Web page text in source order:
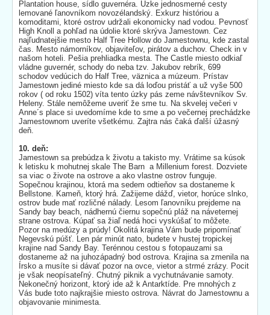
Plantation house, sídlo guvernéra. Úzke jednosmerné cesty
lemované ľanovníkom novozélandský. Exkurz históriou a
komoditami, ktoré ostrov udržali ekonomicky nad vodou. Pevnosť
High Knoll a pohľad na údolie ktoré skrýva Jamestown. Cez
najľudnatejšie mesto Half Tree Hollow do Jamestownu, kde zastal
čas. Mesto námorníkov, objaviteľov, pirátov a duchov. Check in v
našom hoteli. Pešia prehliadka mesta. The Castle miesto odkiaľ
vládne guvernér, schody do neba tzv. Jakubov rebrík, 699
schodov vedúcich do Half Tree, väznica a múzeum. Prístav
Jamestown jediné miesto kde sa dá loďou pristáť a už vyše 500
rokov ( od roku 1502) víta tento úzky pás zeme návštevníkov Sv.
Heleny. Stále nemôžeme uveriť že sme tu. Na skvelej večeri v
Anne´s place si uvedomíme kde to sme a po večernej prechádzke
Jamestownom uveríte všetkému. Zajtra nás čaká ďalší úžasný
deň.
10. deň:
Jamestown sa prebúdza k životu a takisto my. Vrátime sa kúsok
k letisku k mohutnej skale The Barn a Millenium forest. Dozviete
sa viac o živote na ostrove a ako vlastne ostrov funguje.
Sopečnou krajinou, ktorá ma sedem odtieňov sa dostaneme k
Bellstone. Kameň, ktorý hrá. Zažijeme dážď, vietor, horúce slnko,
ostrov bude mať rozličné nálady. Lesom ľanovníku prejdeme na
Sandy bay beach, nádhernú čiernu sopečnú pláž na náveternej
strane ostrova. Kúpať sa žiaľ nedá hoci vyskúšať to môžete.
Pozor na medúzy a prúdy! Okolitá krajina Vám bude pripomínať
Negevskú púšť. Len pár minút nato, budete v hustej tropickej
krajine nad Sandy Bay. Terénnou cestou s fotopauzami sa
dostaneme až na juhozápadný bod ostrova. Krajina sa zmenila na
Írsko a musíte si dávať pozor na ovce, vietor a strmé zrázy. Pocit
je však neopísateľný. Chutný piknik a vychutnávanie samoty.
Nekonečný horizont, ktorý ide až k Antarktíde. Pre mnohých z
Vás bude toto najkrajšie miesto ostrova. Návrat do Jamestownu a
objavovanie minimesta.